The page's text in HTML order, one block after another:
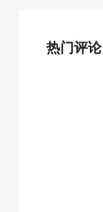
热门评论